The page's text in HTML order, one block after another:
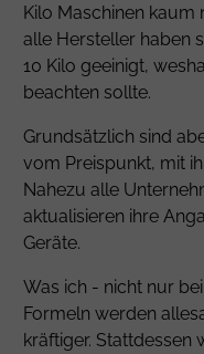
Kilo Maschinen
alle Hersteller haben
10 Kilo geeinigt,
beachten sollte.
Grundsätzlich sind
vom Preispunkt, mit
Nahezu alle
aktualisieren ihre
Geräte.
Was ich - nicht nur
Formeln werden
kräftiger. Stattdessen